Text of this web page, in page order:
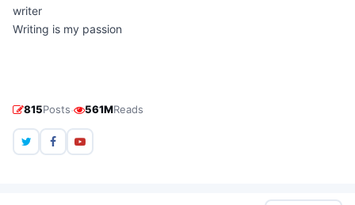
writer
Writing is my passion
815Posts· 561MReads